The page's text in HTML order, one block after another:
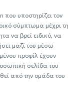
υποστηρίζει τον
σύμπτωμα μέχρι τη
να βρεί ειδικό, να
μαζί του μέσω
προφίλ έχουν
σελίδα του
από την ομάδα του